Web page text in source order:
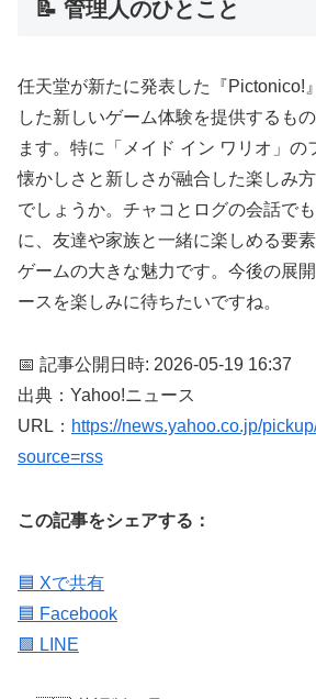
📝 管理人のひとこと
任天堂が新たに発表した『Pictonico!
した新しいゲーム体験を提供するも
ます。特に「メイド イン ワリオ」の
懐かしさと新しさが融合した楽しみ
でしょうか。チャコとログの会話で
に、友達や家族と一緒に楽しめる要
ゲームの大きな魅力です。今後の展
ースを楽しみに待ちたいですね。
📅 記事公開日時: 2026-05-19 16:37
出典：Yahoo!ニュース
URL： https://news.yahoo.co.jp/
source=rss
この記事をシェアする：
🟦 Xで共有
🟦 Facebook
🟩 LINE